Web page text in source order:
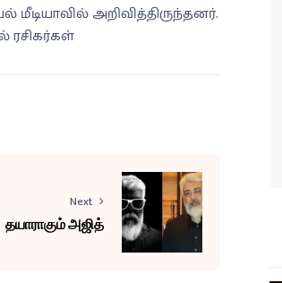
அறிவித்திருந்தனர்.
ரசிகர்கள்
Next
தயாராகும் அஜித்